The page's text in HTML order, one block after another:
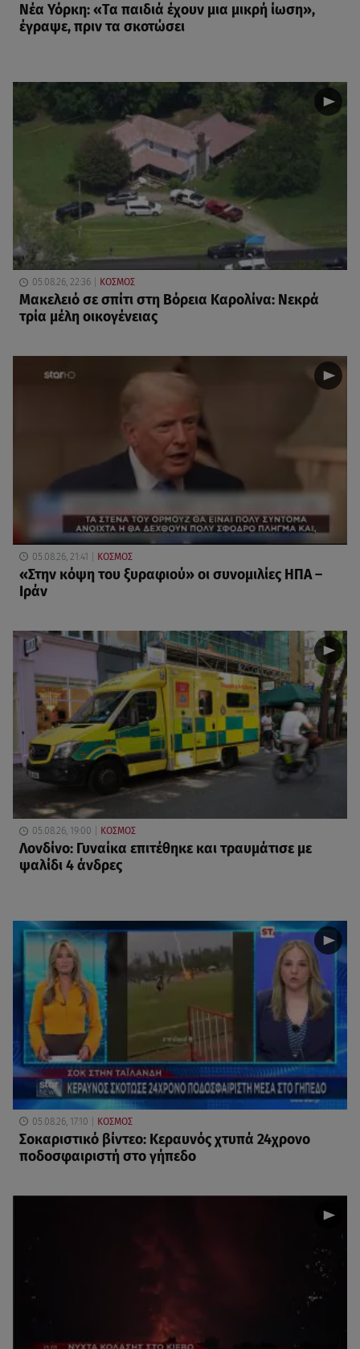
Νέα Υόρκη: «Τα παιδιά έχουν μια μικρή ίωση»,
έγραψε, πριν τα σκοτώσει
05.08.26, 22:36 ΚΟΣΜΟΣ
Μακελειό σε σπίτι στη Βόρεια Καρολίνα: Νεκρά
τρία μέλη οικογένειας
05.08.26, 21:41 ΚΟΣΜΟΣ
«Στην κόψη του ξυραφιού» οι συνομιλίες ΗΠΑ –
Ιράν
05.08.26, 19:00 ΚΟΣΜΟΣ
Λονδίνο: Γυναίκα επιτέθηκε και τραυμάτισε με
ψαλίδι 4 άνδρες
05.08.26, 17:10 ΚΟΣΜΟΣ
Σοκαριστικό βίντεο: Κεραυνός χτυπά 24χρονο
ποδοσφαιριστή στο γήπεδο